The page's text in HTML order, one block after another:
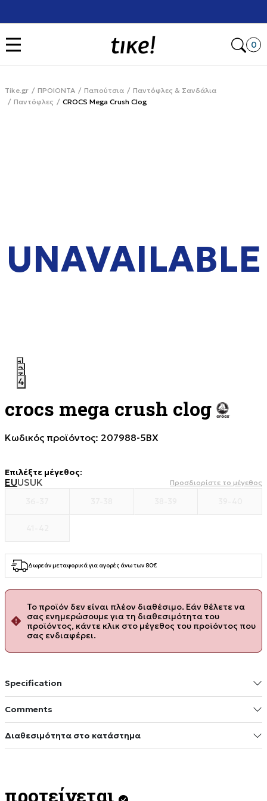
0
Tike.gr ΠΡΟΙΟΝΤΑ Παπούτσια
Παντόφλες & Σανδάλια
Παντόφλες
CROCS Mega Crush Clog
1
2
3
4
UNAVAILABLE
crocs mega crush clog
Κωδικός προϊόντος: 207988-5BX
Επιλέξτε μέγεθος:
EUUSUK Προσδιορίστε το μέγεθος
Δωρεάν μεταφορικά για αγορές άνω των 80€
Το προϊόν δεν είναι πλέον διαθέσιμο. Εάν θέλετε να
σας ενημερώσουμε για τη διαθεσιμότητα του
προϊόντος, κάντε κλικ στο μέγεθος του προϊόντος που
σας ενδιαφέρει.
Specification
Comments
Διαθεσιμότητα στο κατάστημα
προτείνεται